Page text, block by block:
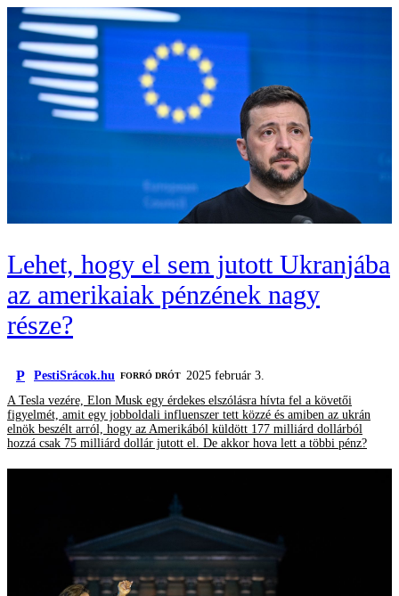
Lehet, hogy el sem jutott Ukranjába
az amerikaiak pénzének nagy
része?
P PestiSrácok.hu FORRÓ DRÓT 2025 február 3.
A Tesla vezére, Elon Musk egy érdekes elszólásra hívta fel a követői
figyelmét, amit egy jobboldali influenszer tett közzé és amiben az ukrán
elnök beszélt arról, hogy az Amerikából küldött 177 milliárd dollárból
hozzá csak 75 milliárd dollár jutott el. De akkor hova lett a többi pénz?